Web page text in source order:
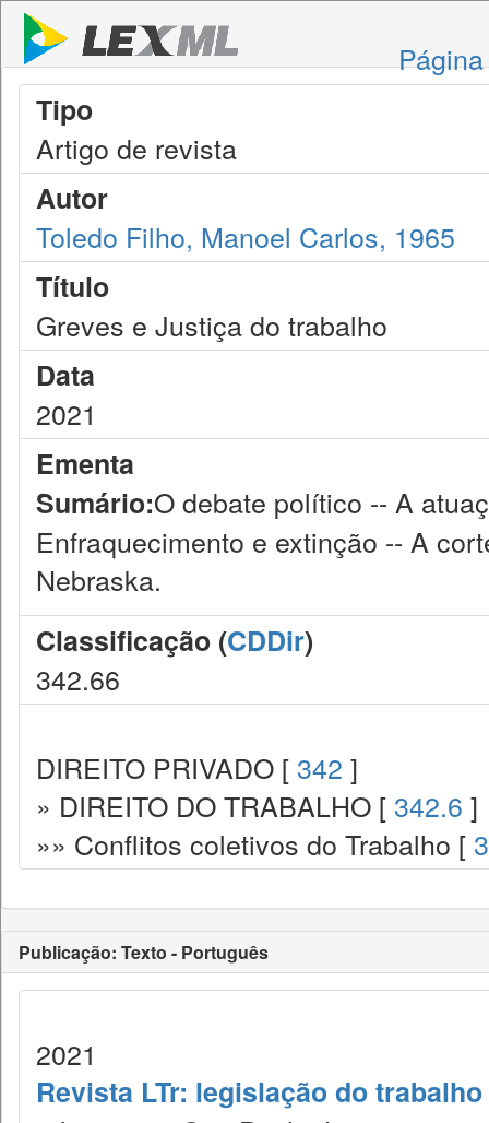
Tipo
Artigo de revista
Autor
Toledo Filho, Manoel Carlos, 1965
Título
Greves e Justiça do trabalho
Data
2021
Ementa
Sumário:O debate político -- A
Enfraquecimento e extinção -- A
Nebraska.
Classificação (CDDir)
342.66
DIREITO PRIVADO [ 342 ]
» DIREITO DO TRABALHO [ 342.6 ]
»» Conflitos coletivos do Trabalho [
Publicação: Texto - Português
2021
Revista LTr: legislação do trabalho